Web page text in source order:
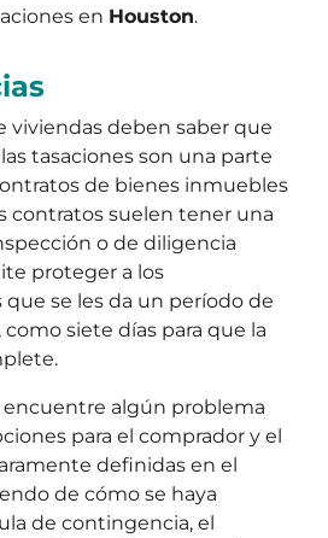
en Houston.
viviendas deben saber que
tasaciones son una parte
de bienes inmuebles
contratos suelen tener una
o de diligencia
proteger a los
que se les da un período de
siete días para que la
encuentre algún problema
para el comprador y el
definidas en el
de cómo se haya
de contingencia, el